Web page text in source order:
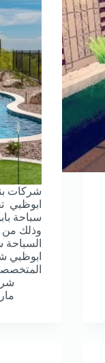
شركات
ابوظبي
سباحة
وذلك من
ابوظبي
مارس